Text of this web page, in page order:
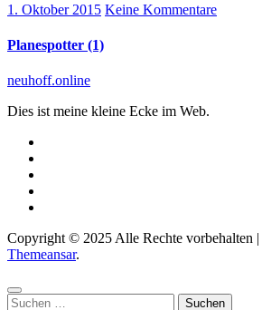
1. Oktober 2015 Keine Kommentare
Planespotter (1)
neuhoff.online
Dies ist meine kleine Ecke im Web.
Copyright © 2025 Alle Rechte vorbehalten |
Themeansar.
Suchen